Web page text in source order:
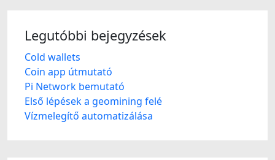
Legutóbbi bejegyzések
Cold wallets
Coin app útmutató
Pi Network bemutató
Első lépések a geomining felé
Vízmelegítő automatizálása